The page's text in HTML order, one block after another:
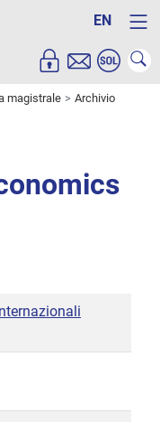
EN
magistrale
Archivio